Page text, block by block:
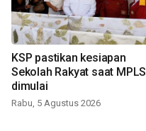
KSP pastikan kesiapan
Sekolah Rakyat saat MPLS
dimulai
Rabu, 5 Agustus 2026